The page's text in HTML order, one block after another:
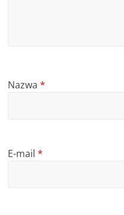
Nazwa*
E-mail*